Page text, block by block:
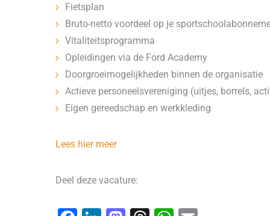
Fietsplan
Bruto-netto voordeel op je
Vitaliteitsprogramma
Opleidingen via de Ford Academy
Doorgroeimogelijkheden binnen de organisatie
Actieve personeelsvereniging (uitjes, borrels,
Eigen gereedschap en werkkleding
Lees hier meer
Deel deze vacature: